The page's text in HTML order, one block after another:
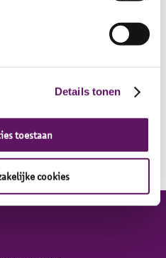
Details tonen
toestaan
cookies